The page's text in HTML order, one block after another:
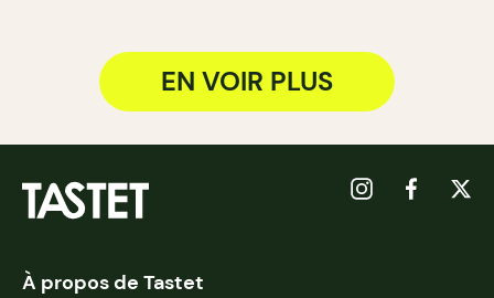
EN VOIR PLUS
À propos de Tastet